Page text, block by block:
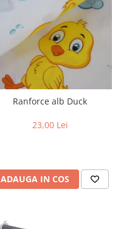
Ranforce alb Duck
23,00 Lei
ADAUGA IN COS